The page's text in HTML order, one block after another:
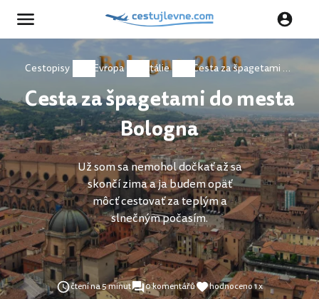
Cestopisy Evropa Itálie Cesta za špagetami do mesta Bologna
Cesta za špagetami do mesta
Bologna
Už som sa nemohol dočkať až sa
skončí zima a ja budem opäť
môcť cestovať za teplým a
slnečným počasím.
čtení na 5 minut 0 komentářů hodnoceno 1 x